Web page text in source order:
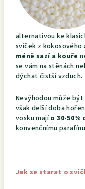
alternativou ke
svíček z kokosového
méně sazí a kouře
se vám na stěnách
dýchat čistší vzduch.
Nevýhodou může
však delší doba
vosku majío 30-
konvenčnímu
Jak se starat o